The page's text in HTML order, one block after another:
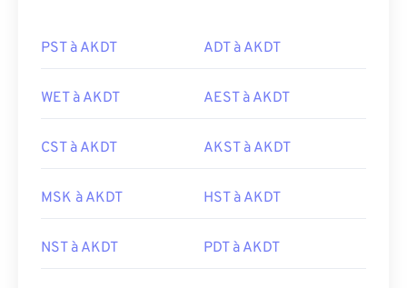
PST à AKDT ADT à AKDT
WET à AKDT AEST à AKDT
CST à AKDT AKST à AKDT
MSK à AKDT HST à AKDT
NST à AKDT PDT à AKDT